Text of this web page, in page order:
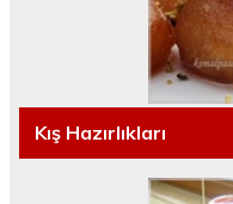
Kış Hazırlıkları